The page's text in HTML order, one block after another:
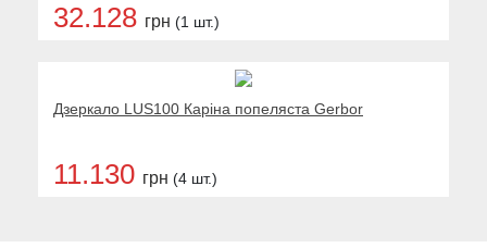
32.128 грн (1 шт.)
Дзеркало LUS100 Каріна попеляста Gerbor
11.130 грн (4 шт.)